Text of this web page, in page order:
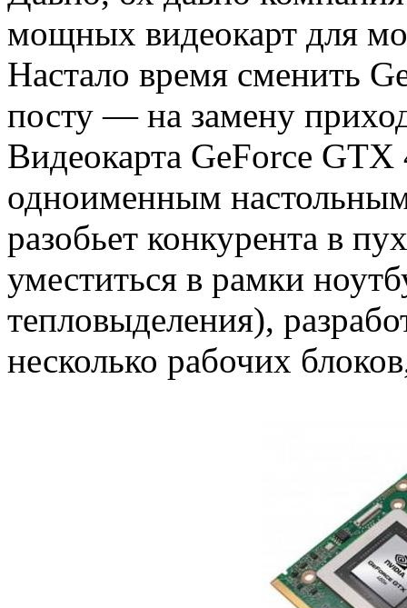
мощных видеокарт для
Настало время сменить
посту — на замену
Видеокарта GeForce GTX
одноименным
разобьет конкурента в
уместиться в рамки
тепловыделения),
несколько рабочих